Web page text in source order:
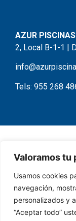
Valoramos tu
Usamos cookies
navegación,
personalizados y
“Aceptar todo”
AZUR
2, Local B-1-1 |
Tels: 955 268